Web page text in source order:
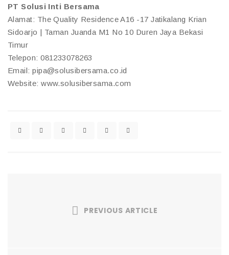
PT Solusi Inti Bersama
Alamat: The Quality Residence A16 -17 Jatikalang Krian
Sidoarjo | Taman Juanda M1 No 10 Duren Jaya Bekasi
Timur
Telepon: 081233078263
Email: pipa@solusibersama.co.id
Website: www.solusibersama.com
PREVIOUS ARTICLE